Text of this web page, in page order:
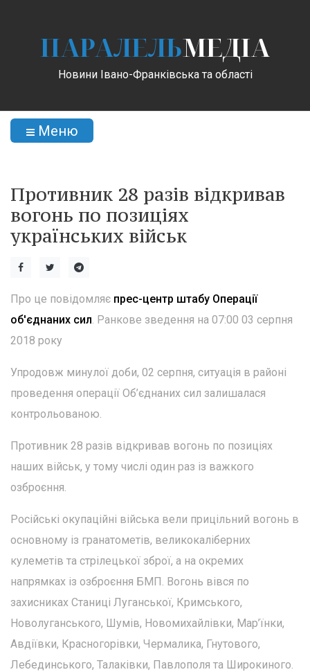
ПАРАЛЕЛЬМЕДІА
Новини Івано-Франківська та області
Меню
Противник 28 разів відкривав
вогонь по позиціях
українських військ
Про це повідомляє прес-центр штабу Операції
об'єднаних сил. Ранкове зведення на 07:00 03 серпня
2018 року
Упродовж минулої доби, 02 серпня, ситуація в районі
проведення операції Об’єднаних сил залишалася
контрольованою.
Противник 28 разів відкривав вогонь по позиціях
наших військ, у тому числі один раз із важкого
озброєння.
Російські окупаційні війська вели прицільний вогонь в
основному із гранатометів, великокаліберних
кулеметів та стрілецької зброї, а на окремих
напрямках із озброєння БМП. Вогонь вівся по
захисниках Станиці Луганської, Кримського,
Новолуганського, Шумів, Новомихайлівки, Мар’їнки,
Авдіївки, Красногорівки, Чермалика, Гнутового,
Лебединського, Талаківки, Павлополя та Широкиного.